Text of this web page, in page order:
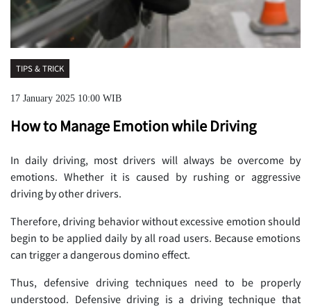
TIPS & TRICK
17 January 2025 10:00 WIB
How to Manage Emotion while Driving
In daily driving, most drivers will always be overcome by
emotions. Whether it is caused by rushing or aggressive
driving by other drivers.
Therefore, driving behavior without excessive emotion should
begin to be applied daily by all road users. Because emotions
can trigger a dangerous domino effect.
Thus, defensive driving techniques need to be properly
understood. Defensive driving is a driving technique that